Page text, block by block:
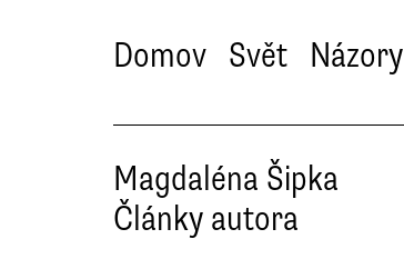
Domov Svět Názory
Magdaléna Šipka
Články autora